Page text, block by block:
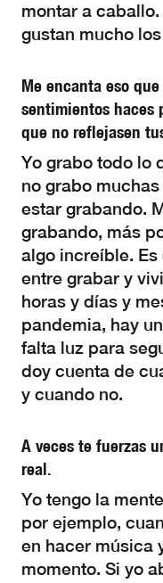
montar a
gustan mucho
Me encanta eso
sentimientos haces
que no reflejasen
Yo grabo todo lo
no grabo
estar grabando.
grabando, más
algo increíble.
entre grabar y
horas y días y
pandemia, hay
falta luz para
doy cuenta de
y cuando no.
A veces te fuerzas
real.
Yo tengo la
por ejemplo,
en hacer música
momento. Si yo